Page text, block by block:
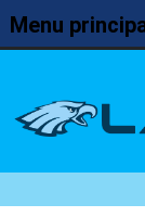
Menu